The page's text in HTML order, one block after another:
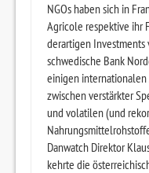
NGOs haben sich in
Agricole respektive ihr
derartigen Investments
schwedische Bank
einigen
zwischen verstärkter
und volatilen (und
Danwatch Direktor
kehrte die